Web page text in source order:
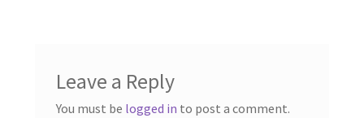
Leave a Reply
You must be logged in to post a comment.